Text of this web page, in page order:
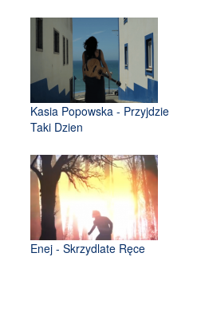
Kasia Popowska - Przyjdzie
Taki Dzien
Enej - Skrzydlate Ręce